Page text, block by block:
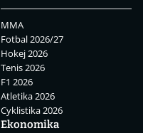
MMA
Fotbal 2026/27
Hokej 2026
Tenis 2026
F1 2026
Atletika 2026
Cyklistika 2026
Ekonomika